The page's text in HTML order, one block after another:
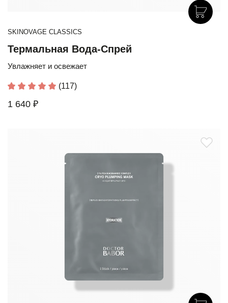
SKINOVAGE CLASSICS
Термальная Вода-Спрей
Увлажняет и освежает
(117)
1 640 ₽